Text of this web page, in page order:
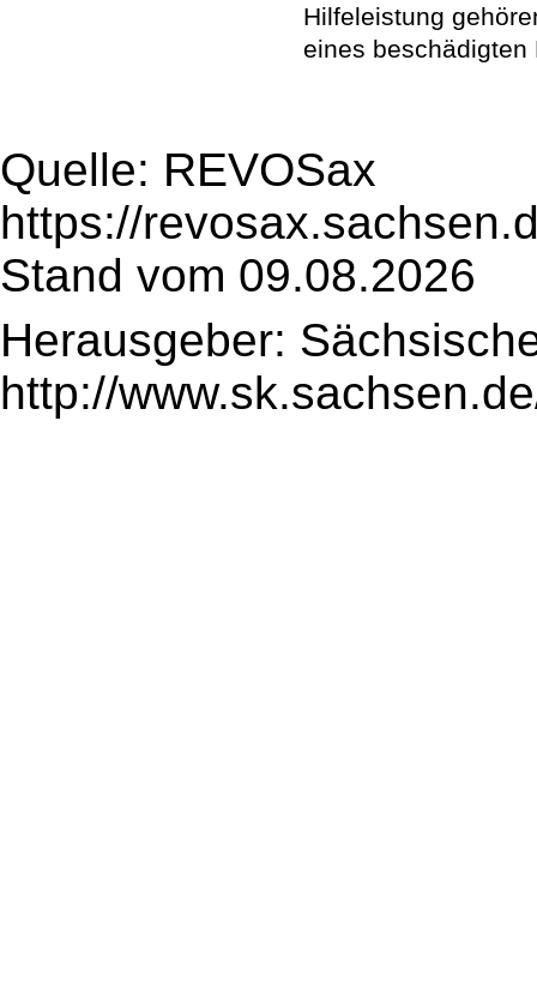
Hilfeleistung
eines beschädigten
Quelle: REVOSax
https://
Stand vom 09.08.2026
Herausgeber:
http://